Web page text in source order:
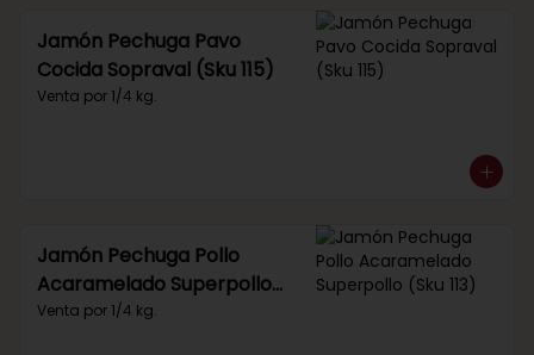
Jamón Pechuga Pavo
Cocida Sopraval (Sku 115)
Venta por 1/4 kg.
Jamón Pechuga Pollo
Acaramelado Superpollo
(Sku 113)
Venta por 1/4 kg.